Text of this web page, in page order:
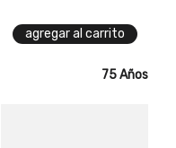
de la arepa
agregar al carrito
75 Años